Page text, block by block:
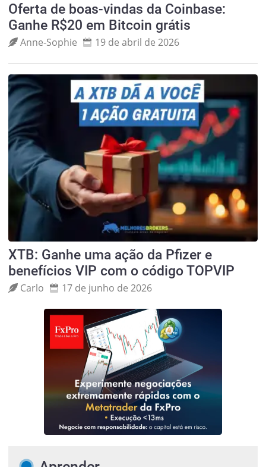
Oferta de boas-vindas da Coinbase:
Ganhe R$20 em Bitcoin grátis
Anne‑Sophie 19 de abril de 2026
XTB: Ganhe uma ação da Pfizer e
benefícios VIP com o código TOPVIP
Carlo 17 de junho de 2026